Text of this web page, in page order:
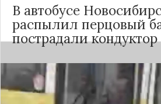
В автобусе
распылил перцовый
пострадали
Вечером 24 сентября в салоне
№18 в Новосибирске
применением перцового